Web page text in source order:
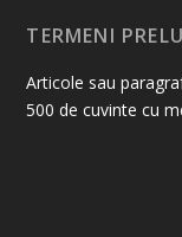
TERMENI
Articole sau
500 de cuvinte cu